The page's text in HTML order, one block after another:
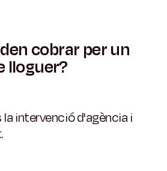
cobrar per un
lloguer?
la intervenció d'agència i